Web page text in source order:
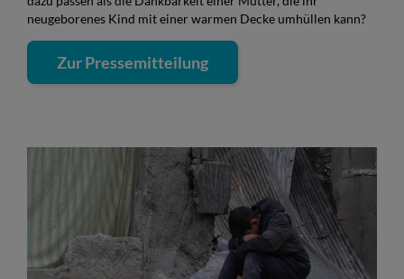
neugeborenes Kind mit einer warmen Decke umhüllen kann?
Zur Pressemitteilung